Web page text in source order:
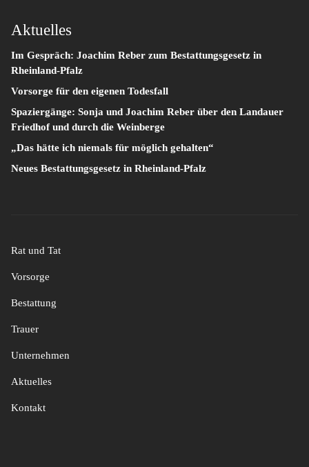
Aktuelles
Im Gespräch: Joachim Reber zum Bestattungsgesetz in
Rheinland-Pfalz
Vorsorge für den eigenen Todesfall
Spaziergänge: Sonja und Joachim Reber über den Landauer
Friedhof und durch die Weinberge
„Das hätte ich niemals für möglich gehalten“
Neues Bestattungsgesetz in Rheinland-Pfalz
Rat und Tat
Vorsorge
Bestattung
Trauer
Unternehmen
Aktuelles
Kontakt